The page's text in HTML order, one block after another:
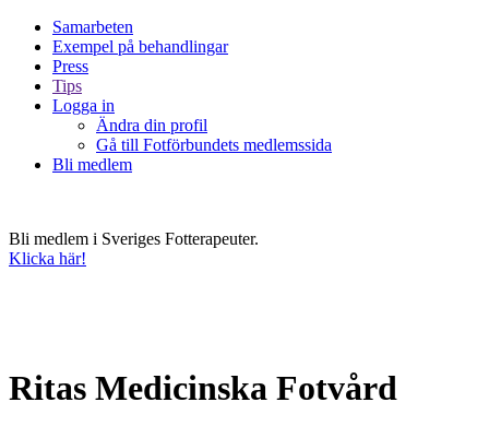
Samarbeten
Exempel på behandlingar
Press
Tips
Logga in
Ändra din profil
Gå till Fotförbundets medlemssida
Bli medlem
Bli medlem i Sveriges Fotterapeuter.
Klicka här!
Ritas Medicinska Fotvård